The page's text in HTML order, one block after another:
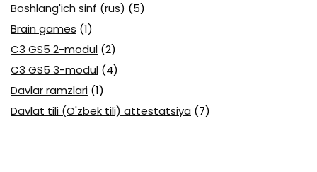
Boshlang'ich sinf (rus) (5)
Brain games (1)
C3 GS5 2-modul (2)
C3 GS5 3-modul (4)
Davlar ramzlari (1)
Davlat tili (O'zbek tili) attestatsiya (7)